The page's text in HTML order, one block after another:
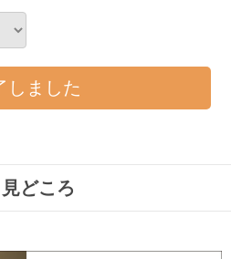
しました
見どころ